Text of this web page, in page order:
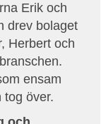
Erik och
drev bolaget
Herbert och
ensam
tog över.